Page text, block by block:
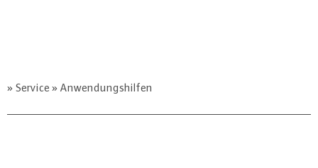
Service Anwendungshilfen